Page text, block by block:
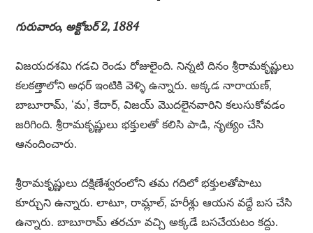
గురువారం, అక్టోబర్ 2, 1884
విజయదశమి గడచి రెండు రోజులైంది. నిన్నటి దినం శ్రీరామకృష్ణులు
కలకత్తాలోని అధర్ ఇంటికి వెళ్ళి ఉన్నారు. అక్కడ నారాయణ్,
బాబూరామ్, ‘మ’, కేదార్, విజయ్ మొదలైనవారిని కలుసుకోవడం
జరిగింది. శ్రీరామకృష్ణులు భక్తులతో కలిసి పాడి, నృత్యం చేసి
ఆనందించారు.
శ్రీరామకృష్ణులు దక్షిణేశ్వరంలోని తమ గదిలో భక్తులతోపాటు
కూర్చుని ఉన్నారు. లాటూ, రామ్లాల్, హరీశ్లు ఆయన వద్దే బస చేసి
ఉన్నారు. బాబూరామ్ తరచూ వచ్చి అక్కడే బసచేయటం కద్దు.